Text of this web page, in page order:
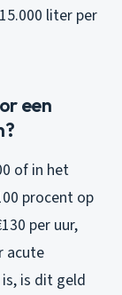
liter per
een
of in het
procent op
per uur,
acute
is dit geld